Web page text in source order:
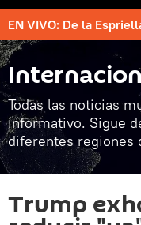
EN VIVO: De la
Todas las noticias
informativo. Sigue
diferentes regiones
Trump